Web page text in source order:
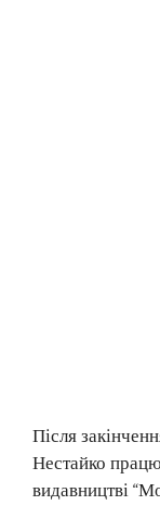
Після
Нестайко
видавництві